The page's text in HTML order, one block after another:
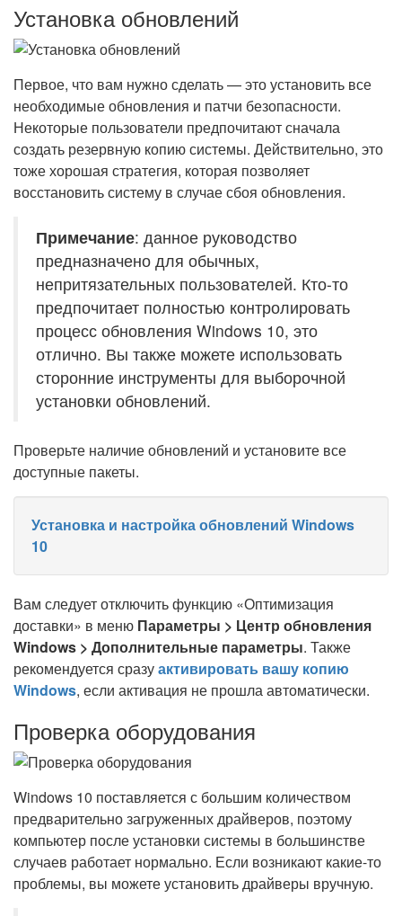
Установка обновлений
Первое, что вам нужно сделать — это установить все
необходимые обновления и патчи безопасности.
Некоторые пользователи предпочитают сначала
создать резервную копию системы. Действительно, это
тоже хорошая стратегия, которая позволяет
восстановить систему в случае сбоя обновления.
Примечание: данное руководство
предназначено для обычных,
непритязательных пользователей. Кто-то
предпочитает полностью контролировать
процесс обновления Windows 10, это
отлично. Вы также можете использовать
сторонние инструменты для выборочной
установки обновлений.
Проверьте наличие обновлений и установите все
доступные пакеты.
Установка и настройка обновлений Windows
10
Вам следует отключить функцию «Оптимизация
доставки» в меню Параметры > Центр обновления
Windows > Дополнительные параметры. Также
рекомендуется сразуактивировать вашу копию
Windows, если активация не прошла автоматически.
Проверка оборудования
Windows 10 поставляется с большим количеством
предварительно загруженных драйверов, поэтому
компьютер после установки системы в большинстве
случаев работает нормально. Если возникают какие-то
проблемы, вы можете установить драйверы вручную.